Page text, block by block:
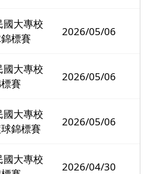
國大專校
標賽
2026/05/06
國大專校
賽
2026/05/06
國大專校
錦標賽
2026/05/06
國大專校
2026/04/30